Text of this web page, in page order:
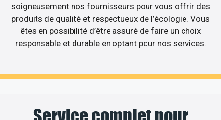
soigneusement nos fournisseurs pour vous offrir des
produits de qualité et respectueux de l’écologie. Vous
êtes en possibilité d’être assuré de faire un choix
responsable et durable en optant pour nos services.
Service complet pour